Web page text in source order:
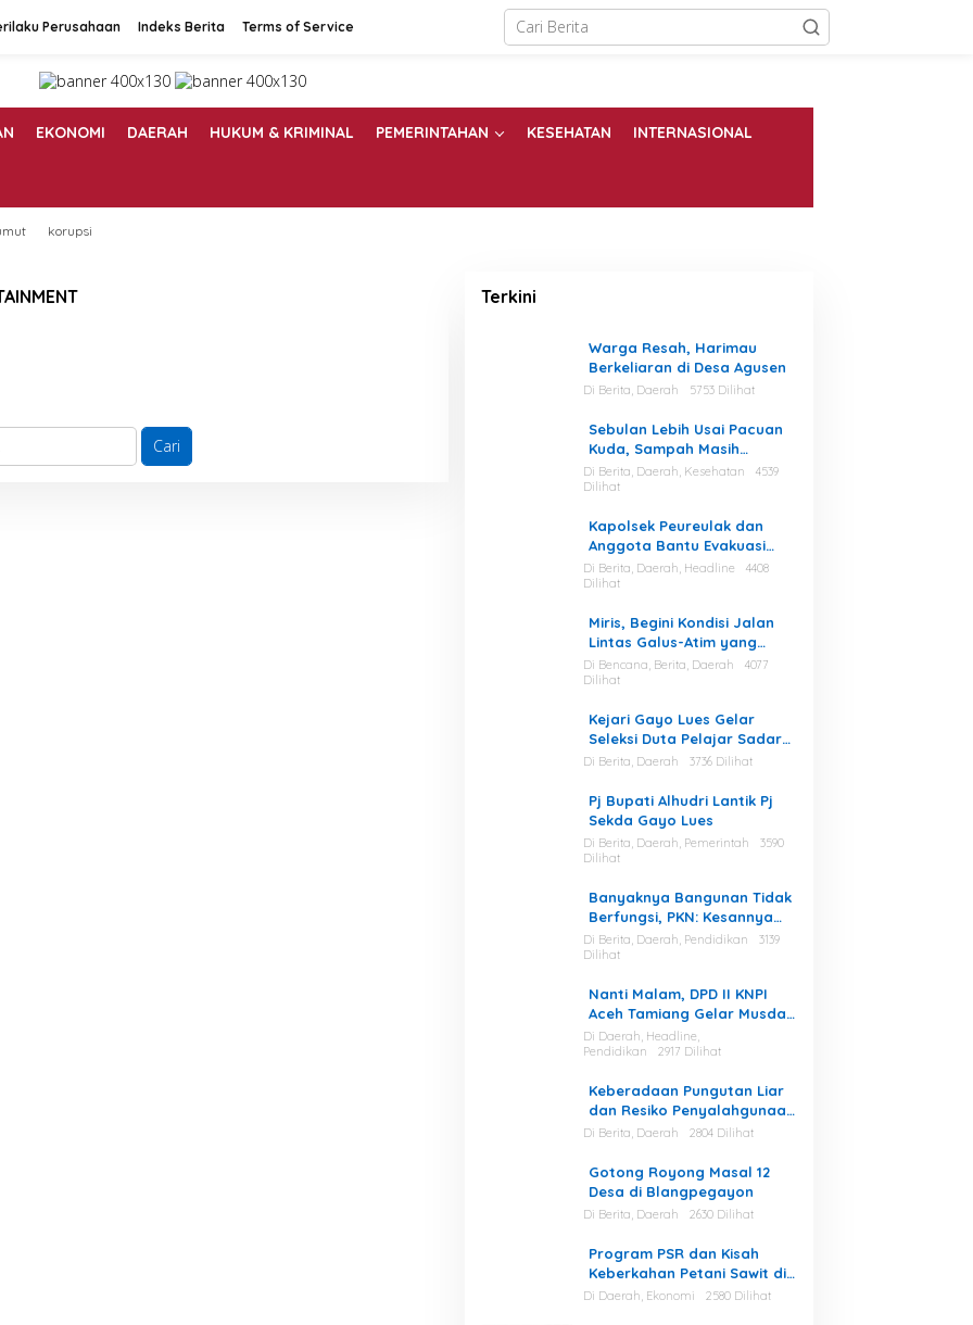
Perusahaan Indeks Berita Terms of Service
EKONOMI DAERAH HUKUM & KRIMINAL PEMERINTAHAN KESEHATAN INTERNASIONAL
korupsi
Terkini
Warga Resah, Harimau
Berkeliaran di Desa Agusen
Di Berita, Daerah 5753 Dilihat
Sebulan Lebih Usai Pacuan
Kuda, Sampah Masih
Berserakan di Area Stadion
Di Berita, Daerah, Kesehatan
4539
Dilihat
Kapolsek Peureulak dan
Anggota Bantu Evakuasi
Korban Tenggelam di
Perairan Kuala Bugak
Di Berita, Daerah, Headline
4408
Dilihat
Miris, Begini Kondisi Jalan
Lintas Galus-Atim yang
Diminta Camat Pining
Dilakukan Perawatan
Di Bencana, Berita, Daerah
4077
Dilihat
Kejari Gayo Lues Gelar
Seleksi Duta Pelajar Sadar
Hukum
Di Berita, Daerah 3736 Dilihat
Pj Bupati Alhudri Lantik Pj
Sekda Gayo Lues
Di Berita, Daerah, Pemerintah
3590
Dilihat
Banyaknya Bangunan Tidak
Berfungsi, PKN: Kesannya
Cuma Berharap Kegiatan
Di Berita, Daerah, Pendidikan
3139
Dilihat
Nanti Malam, DPD II KNPI
Aceh Tamiang Gelar Musda
V
Di Daerah, Headline,
Pendidikan
2917 Dilihat
Keberadaan Pungutan Liar
dan Resiko Penyalahgunaan
Fasilitas Kantor Masih Tinggi
Di Berita, Daerah 2804 Dilihat
Gotong Royong Masal 12
Desa di Blangpegayon
Di Berita, Daerah 2630 Dilihat
Program PSR dan Kisah
Keberkahan Petani Sawit di
Aceh Tamiang
Di Daerah, Ekonomi 2580 Dilihat